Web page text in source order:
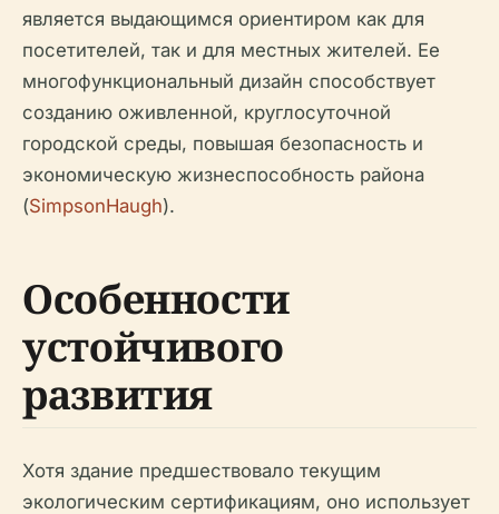
является выдающимся ориентиром как для
посетителей, так и для местных жителей. Ее
многофункциональный дизайн способствует
созданию оживленной, круглосуточной
городской среды, повышая безопасность и
экономическую жизнеспособность района
(SimpsonHaugh).
Особенности
устойчивого
развития
Хотя здание предшествовало текущим
экологическим сертификациям, оно использует